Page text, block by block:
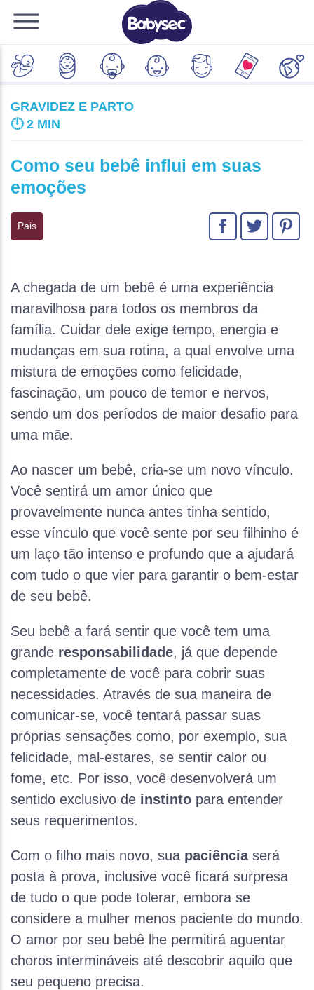
GRAVIDEZ E PARTO
🕛 2 MIN
Como seu bebê influi em suas
emoções
Pais
A chegada de um bebê é uma experiência
maravilhosa para todos os membros da
família. Cuidar dele exige tempo, energia e
mudanças em sua rotina, a qual envolve uma
mistura de emoções como felicidade,
fascinação, um pouco de temor e nervos,
sendo um dos períodos de maior desafio para
uma mãe.
Ao nascer um bebê, cria-se um novo vínculo.
Você sentirá um amor único que
provavelmente nunca antes tinha sentido,
esse vínculo que você sente por seu filhinho é
um laço tão intenso e profundo que a ajudará
com tudo o que vier para garantir o bem-estar
de seu bebê.
Seu bebê a fará sentir que você tem uma
grande responsabilidade, já que depende
completamente de você para cobrir suas
necessidades. Através de sua maneira de
comunicar-se, você tentará passar suas
próprias sensações como, por exemplo, sua
felicidade, mal-estares, se sentir calor ou
fome, etc. Por isso, você desenvolverá um
sentido exclusivo de instinto para entender
seus requerimentos.
Com o filho mais novo, sua paciênciaserá
posta à prova, inclusive você ficará surpresa
de tudo o que pode tolerar, embora se
considere a mulher menos paciente do mundo.
O amor por seu bebê lhe permitirá aguentar
choros intermináveis até descobrir aquilo que
seu pequeno precisa.